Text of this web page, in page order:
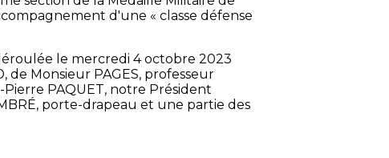
d'une « classe défense
le mercredi 4 octobre 2023
Monsieur PAGES, professeur
PAQUET, notre Président
porte-drapeau et une partie des